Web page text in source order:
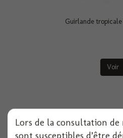
Guirlande
Voir
Lors de la consultation de
sont susceptibles d’être